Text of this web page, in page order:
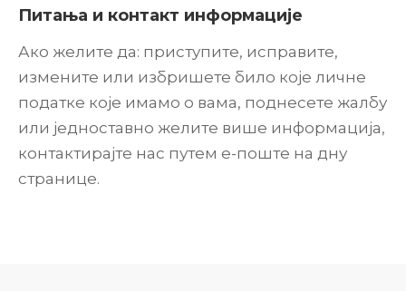
Питања и контакт информације
Ако желите да: приступите, исправите,
измените или избришете било које личне
податке које имамо о вама, поднесете жалбу
или једноставно желите више информација,
контактирајте нас путем е-поште на дну
странице.